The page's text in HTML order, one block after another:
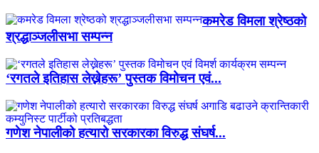
कमरेड विमला श्रेष्ठको
श्रद्धाञ्जलीसभा सम्पन्न
‘रगतले इतिहास लेख्नेहरू’ पुस्तक विमोचन एवं...
गणेश नेपालीको हत्यारो सरकारका विरुद्ध संघर्ष...